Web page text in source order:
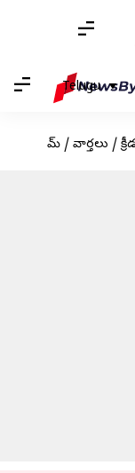
Telugu
హోమ్ / వార్తలు /